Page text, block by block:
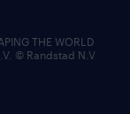
THE WORLD
© Randstad N.V